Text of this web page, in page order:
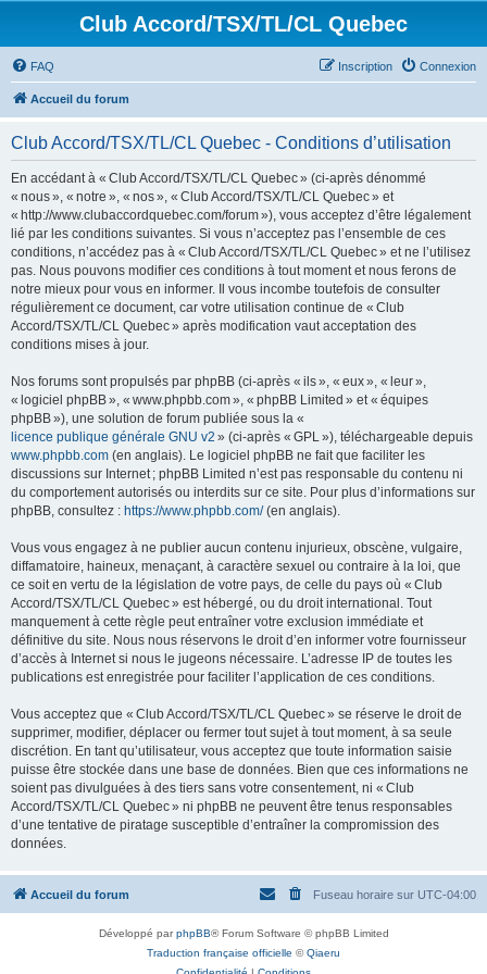
Club Accord/TSX/TL/CL Quebec
FAQ Connexion
Inscription
Accueil du forum
Club Accord/TSX/TL/CL Quebec - Conditions d’utilisation
En accédant à « Club Accord/TSX/TL/CL Quebec » (ci-après dénommé
« nous », « notre », « nos », « Club Accord/TSX/TL/CL Quebec » et
« http://www.clubaccordquebec.com/forum »), vous acceptez d’être légalement
lié par les conditions suivantes. Si vous n’acceptez pas l’ensemble de ces
conditions, n’accédez pas à « Club Accord/TSX/TL/CL Quebec » et ne l’utilisez
pas. Nous pouvons modifier ces conditions à tout moment et nous ferons de
notre mieux pour vous en informer. Il vous incombe toutefois de consulter
régulièrement ce document, car votre utilisation continue de « Club
Accord/TSX/TL/CL Quebec » après modification vaut acceptation des
conditions mises à jour.
Nos forums sont propulsés par phpBB (ci-après « ils », « eux », « leur »,
« logiciel phpBB », « www.phpbb.com », « phpBB Limited » et « équipes
phpBB »), une solution de forum publiée sous la «
licence publique générale GNU v2 » (ci-après « GPL »), téléchargeable depuis
www.phpbb.com (en anglais). Le logiciel phpBB ne fait que faciliter les
discussions sur Internet ; phpBB Limited n’est pas responsable du contenu ni
du comportement autorisés ou interdits sur ce site. Pour plus d’informations sur
phpBB, consultez : https://www.phpbb.com/(en anglais).
Vous vous engagez à ne publier aucun contenu injurieux, obscène, vulgaire,
diffamatoire, haineux, menaçant, à caractère sexuel ou contraire à la loi, que
ce soit en vertu de la législation de votre pays, de celle du pays où « Club
Accord/TSX/TL/CL Quebec » est hébergé, ou du droit international. Tout
manquement à cette règle peut entraîner votre exclusion immédiate et
définitive du site. Nous nous réservons le droit d’en informer votre fournisseur
d’accès à Internet si nous le jugeons nécessaire. L’adresse IP de toutes les
publications est enregistrée pour faciliter l’application de ces conditions.
Vous acceptez que « Club Accord/TSX/TL/CL Quebec » se réserve le droit de
supprimer, modifier, déplacer ou fermer tout sujet à tout moment, à sa seule
discrétion. En tant qu’utilisateur, vous acceptez que toute information saisie
puisse être stockée dans une base de données. Bien que ces informations ne
soient pas divulguées à des tiers sans votre consentement, ni « Club
Accord/TSX/TL/CL Quebec » ni phpBB ne peuvent être tenus responsables
d’une tentative de piratage susceptible d’entraîner la compromission des
données.
Accueil du forum Fuseau horaire sur UTC-04:00
Développé parphpBB® Forum Software © phpBB Limited
Traduction française officielle ©Qiaeru